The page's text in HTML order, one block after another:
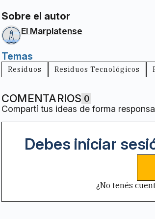
Sobre el autor
El Marplatense
Temas
Residuos Residuos Tecnológicos
COMENTARIOS 0
Compartí tus ideas de forma
Debes iniciar
¿No tenés